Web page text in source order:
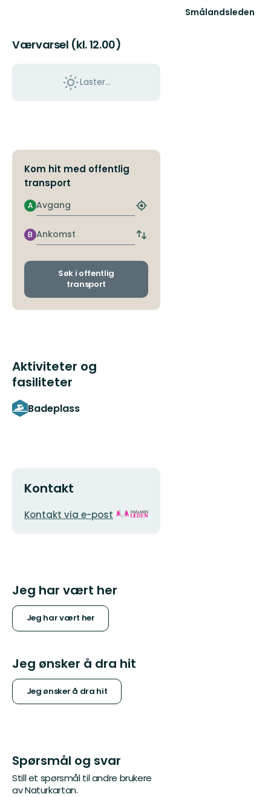
Værvarsel (kl. 12.00)
Laster…
Kom hit med offentlig
transport
Avgang
A
Finn
holdeplass
Ankomst
B
Bytt
og
Søk i offentlig
transport
Aktiviteter og
fasiliteter
Badeplass
Kontakt
E-
Kontakt via e-post Organisasjonens
Jeg har vært her
Jeg har vært her
Jeg ønsker å dra hit
Jeg ønsker å dra hit
Spørsmål og svar
Still et spørsmål til andre brukere
av Naturkartan.
Smålandsleden